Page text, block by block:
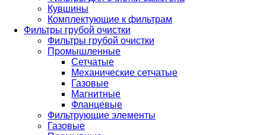
Кувшины
Комплектующие к фильтрам
Фильтры грубой очистки
Фильтры грубой очистки
Промышленные
Сетчатые
Механические сетчатые
Газовые
Магнитные
Фланцевые
Фильтрующие элементы
Газовые